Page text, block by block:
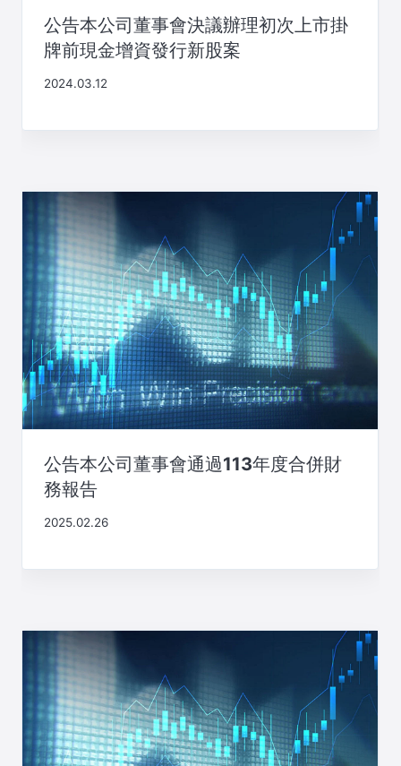
公告本公司董事會決議辦理初次上市掛
牌前現金增資發行新股案
2024.03.12
公告本公司董事會通過113年度合併財
務報告
2025.02.26